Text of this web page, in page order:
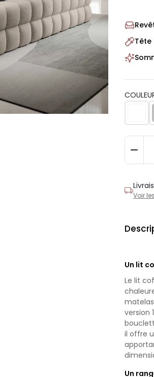
Voir
Un lit
Le lit
version
il offre
Un